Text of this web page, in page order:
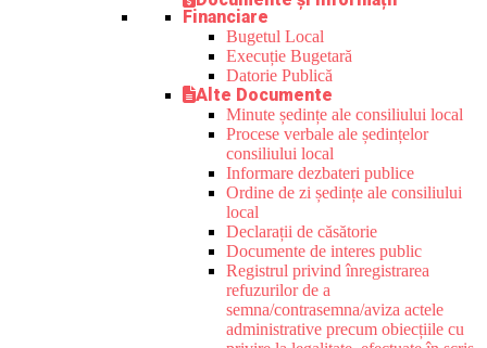
Financiare
Bugetul Local
Execuție Bugetară
Datorie Publică
Alte Documente
Minute ședințe ale consiliului local
Procese verbale ale ședințelor
consiliului local
Informare dezbateri publice
Ordine de zi ședințe ale consiliului
local
Declarații de căsătorie
Documente de interes public
Registrul privind înregistrarea
refuzurilor de a
semna/contrasemna/aviza actele
administrative precum obiecțiile cu